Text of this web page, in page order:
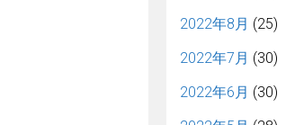
2022年8月 (25)
2022年7月 (30)
2022年6月 (30)